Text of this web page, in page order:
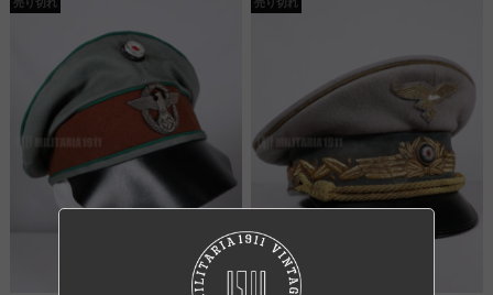
売り切れ 売り切れ